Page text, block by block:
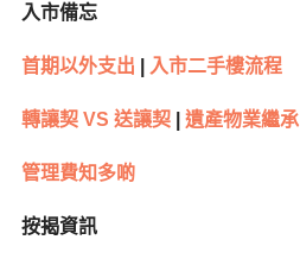
入市備忘
首期以外支出 入市二手樓流程
轉讓契 VS 送讓契 遺產物業繼承
管理費知多啲
按揭資訊